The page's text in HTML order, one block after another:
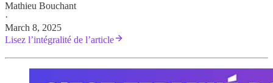
Mathieu Bouchant
·
March 8, 2025
Lisez l’intégralité de l’article